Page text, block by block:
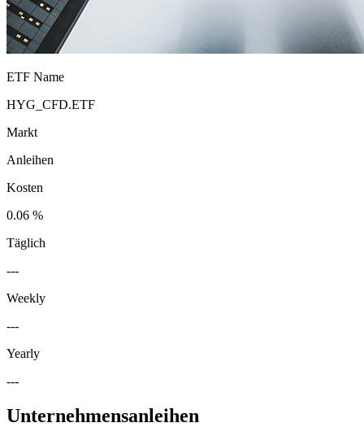
ETF Name
HYG_CFD.ETF
Markt
Anleihen
Kosten
0.06 %
Täglich
---
Weekly
---
Yearly
---
Unternehmensanleihen